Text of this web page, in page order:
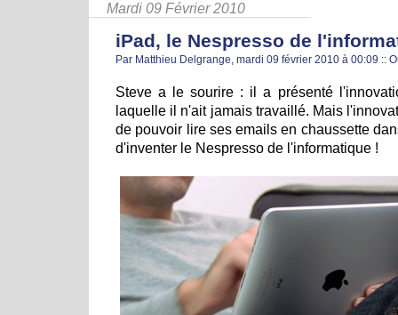
Mardi 09 Février 2010
iPad, le Nespresso de
Par Matthieu Delgrange, mardi 09 février 2010 à 00:09 ::
Steve a le sourire : il a présenté
laquelle il n'ait jamais travaillé. Mais
de pouvoir lire ses emails en chaussette
d'inventer le Nespresso de l'informatique !